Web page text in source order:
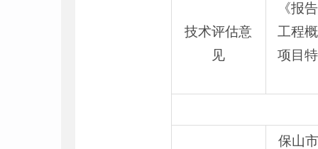
技术评估意
见
《报
工程
项目
保山